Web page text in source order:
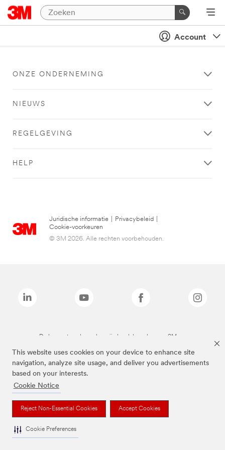
This website uses cookies on your device to enhance site
navigation, analyze site usage, and deliver you advertisements
based on your interests.
Cookie Notice
Reject Non-Essential Cookies Accept Cookies
Cookie Preferences
Account
ONZE ONDERNEMING
NIEUWS
REGELGEVING
HELP
Juridische informatie Privacybeleid
Cookie-voorkeuren
© 3M 2026. Alle rechten voorbehouden.
De bovenstaande merken zijn handelsmerken van 3M.we